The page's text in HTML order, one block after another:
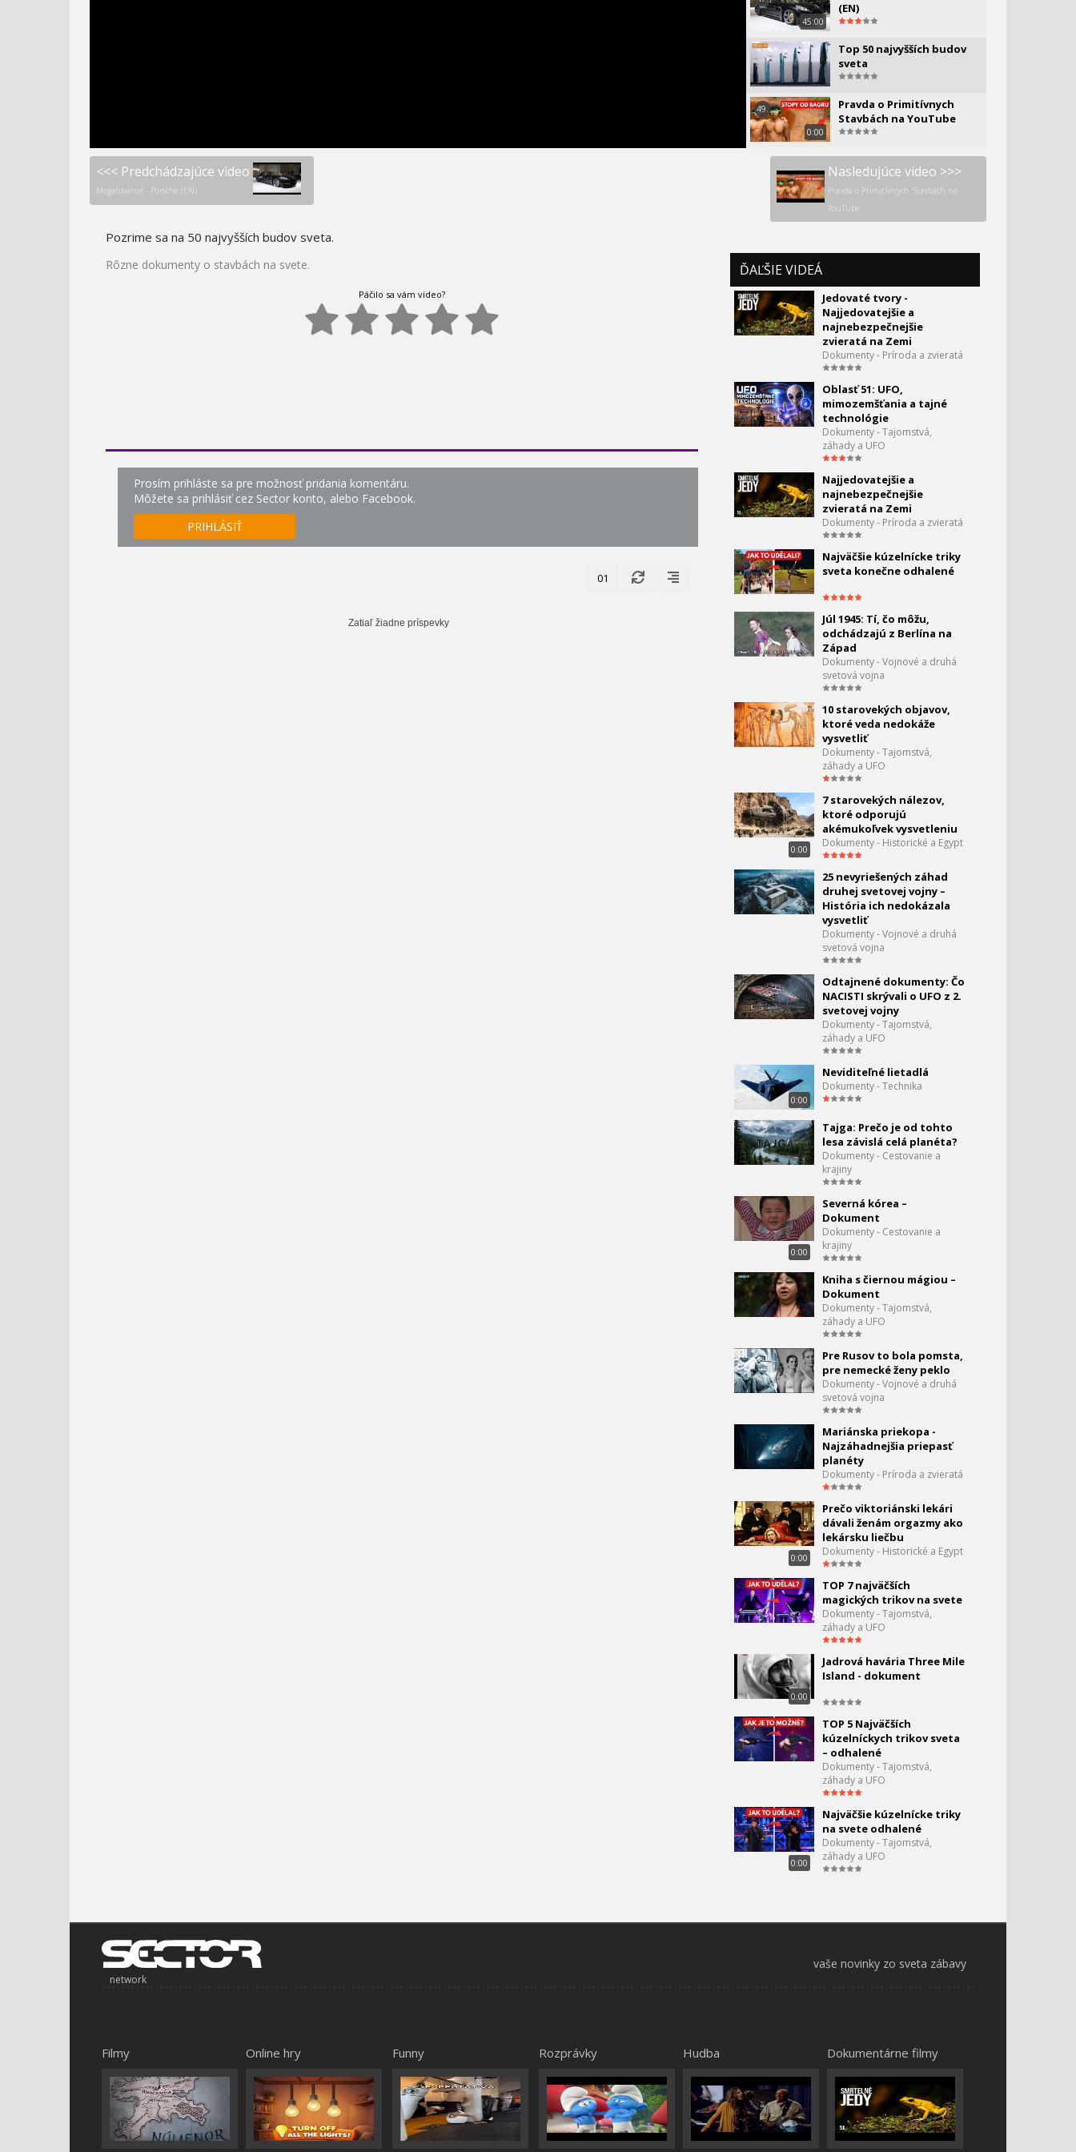
45:00
(EN)
Top 50 najvyšších budov
sveta
0:00
49.
Pravda o Primitívnych
Stavbách na YouTube
Nasledujúce video >>>
Pravda o Primitívnych Stavbách na
YouTube
<<< Predchádzajúce video
Megatovárne - Porsche (EN)
Pozrime sa na 50 najvyšších budov sveta.
Rôzne dokumenty o stavbách na svete.
Páčilo sa vám video?
Prosím prihláste sa pre možnosť pridania komentáru.
Môžete sa prihlásiť cez Sector konto, alebo Facebook.
PRIHLÁSIŤ
01
Zatiaľ žiadne príspevky
ĎAĽŠIE VIDEÁ
Jedovaté tvory -
Najjedovatejšie a
najnebezpečnejšie
zvieratá na Zemi
Dokumenty - Príroda a zvieratá
Oblasť 51: UFO,
mimozemšťania a tajné
technológie
Dokumenty - Tajomstvá,
záhady a UFO
Najjedovatejšie a
najnebezpečnejšie
zvieratá na Zemi
Dokumenty - Príroda a zvieratá
Najväčšie kúzelnícke triky
sveta konečne odhalené
Júl 1945: Tí, čo môžu,
odchádzajú z Berlína na
Západ
Dokumenty - Vojnové a druhá
svetová vojna
10 starovekých objavov,
ktoré veda nedokáže
vysvetliť
Dokumenty - Tajomstvá,
záhady a UFO
0:00
7 starovekých nálezov,
ktoré odporujú
akémukoľvek vysvetleniu
Dokumenty - Historické a Egypt
25 nevyriešených záhad
druhej svetovej vojny –
História ich nedokázala
vysvetliť
Dokumenty - Vojnové a druhá
svetová vojna
Odtajnené dokumenty: Čo
NACISTI skrývali o UFO z 2.
svetovej vojny
Dokumenty - Tajomstvá,
záhady a UFO
0:00
Neviditeľné lietadlá
Dokumenty - Technika
Tajga: Prečo je od tohto
lesa závislá celá planéta?
Dokumenty - Cestovanie a
krajiny
0:00
Severná kórea –
Dokument
Dokumenty - Cestovanie a
krajiny
Kniha s čiernou mágiou –
Dokument
Dokumenty - Tajomstvá,
záhady a UFO
Pre Rusov to bola pomsta,
pre nemecké ženy peklo
Dokumenty - Vojnové a druhá
svetová vojna
Mariánska priekopa -
Najzáhadnejšia priepasť
planéty
Dokumenty - Príroda a zvieratá
0:00
Prečo viktoriánski lekári
dávali ženám orgazmy ako
lekársku liečbu
Dokumenty - Historické a Egypt
TOP 7 najväčších
magických trikov na svete
Dokumenty - Tajomstvá,
záhady a UFO
0:00
Jadrová havária Three Mile
Island - dokument
TOP 5 Najväčších
kúzelníckych trikov sveta
– odhalené
Dokumenty - Tajomstvá,
záhady a UFO
0:00
Najväčšie kúzelnícke triky
na svete odhalené
Dokumenty - Tajomstvá,
záhady a UFO
vaše novinky zo sveta zábavy
network
Filmy Online hry Funny Rozprávky Hudba Dokumentárne filmy